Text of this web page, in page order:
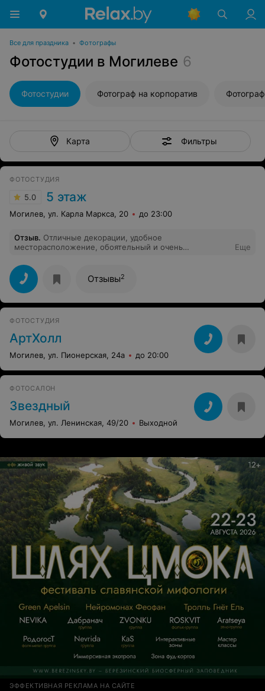
Все для праздника • Фотографы
Фотостудии в Могилеве 6
Фотостудии Фотограф на корпоратив
Карта Фильтры
ФОТОСТУДИЯ
5.0 5 этаж
Могилев, ул. Карла Маркса, 20 до 23:00
Отзыв. Отличные декорации, удобное
месторасположение, обоятельный и очень
на высшем уровне. Процветания вам!!!
Еще
Отзывы2
ФОТОСТУДИЯ
АртХолл
Могилев, ул. Пионерская, 24а до 20:00
ФОТОСАЛОН
Звездный
Могилев, ул. Ленинская, 49/20 Выходной
ЭФФЕКТИВНАЯ РЕКЛАМА НА САЙТЕ